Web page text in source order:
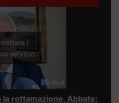
i
servizio
la rottamazione, Abbate: